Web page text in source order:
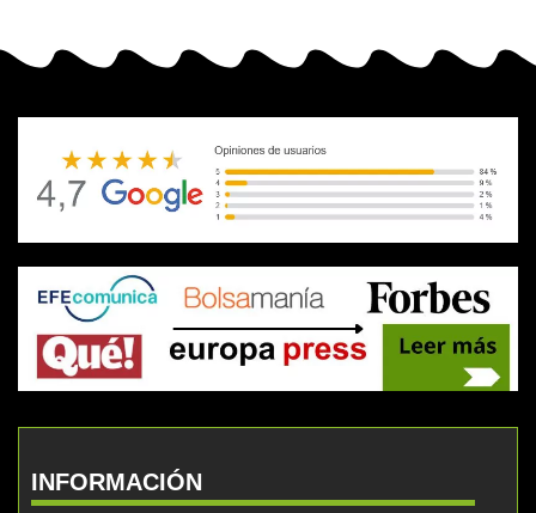
INFORMACIÓN